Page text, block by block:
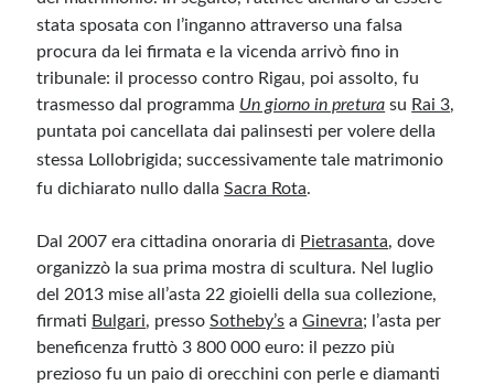
stata sposata con l’inganno attraverso una falsa
procura da lei firmata e la vicenda arrivò fino in
tribunale: il processo contro Rigau, poi assolto, fu
trasmesso dal programma Un giorno in pretura su Rai 3,
puntata poi cancellata dai palinsesti per volere della
stessa Lollobrigida; successivamente tale matrimonio
fu dichiarato nullo dalla Sacra Rota.
Dal 2007 era cittadina onoraria di Pietrasanta, dove
organizzò la sua prima mostra di scultura. Nel luglio
del 2013 mise all’asta 22 gioielli della sua collezione,
firmati Bulgari, presso Sotheby’s a Ginevra; l’asta per
beneficenza fruttò 3 800 000 euro: il pezzo più
prezioso fu un paio di orecchini con perle e diamanti